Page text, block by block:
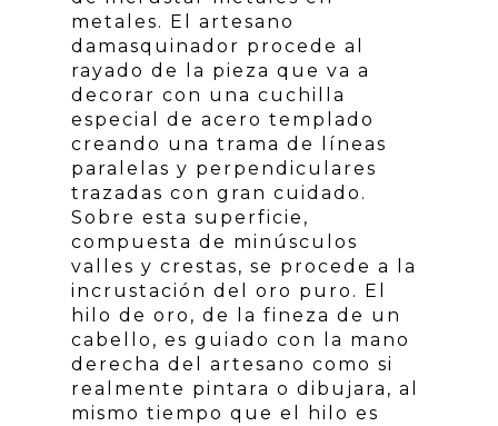
metales. El artesano
damasquinador procede al
rayado de la pieza que va a
decorar con una cuchilla
especial de acero templado
creando una trama de líneas
paralelas y perpendiculares
trazadas con gran cuidado.
Sobre esta superficie,
compuesta de minúsculos
valles y crestas, se procede a la
incrustación del oro puro. El
hilo de oro, de la fineza de un
cabello, es guiado con la mano
derecha del artesano como si
realmente pintara o dibujara, al
mismo tiempo que el hilo es